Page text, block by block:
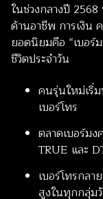
ในช่วงกลางปี
ด้านอาชีพ การเงิน
ยอดนิยมคือ “เบอร์
ชีวิตประจำวัน
คนรุ่นใหม่เริ่
เบอร์โทร
ตลาดเบอร์ม
TRUE และ
เบอร์โทรกลา
สูงในทุกกลุ่ม